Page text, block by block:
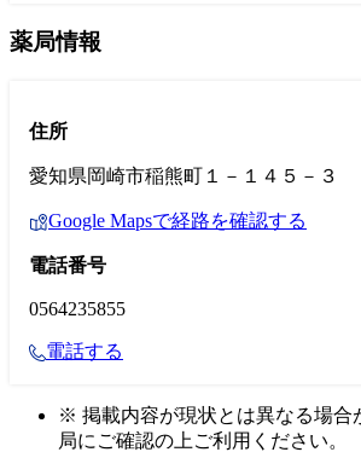
薬局情報
住所
愛知県岡崎市稲熊町１－１４５－３
Google Mapsで経路を確認する
電話番号
0564235855
電話する
※ 掲載内容が現状とは異なる場合
局にご確認の上ご利用ください。